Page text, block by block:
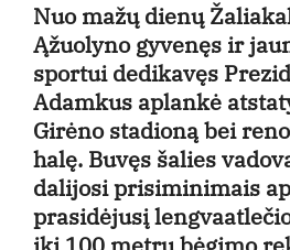
Nuo mažų dienų
Ąžuolyno gyvenęs ir
sportui dedikavęs
Adamkus aplankė
Girėno stadioną bei
halę. Buvęs šalies
dalijosi prisiminimais
prasidėjusį